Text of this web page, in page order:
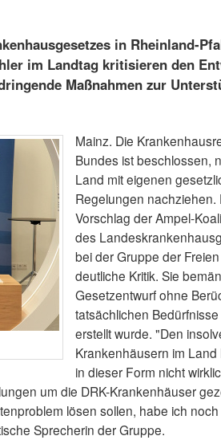
in Rheinland-
im Landtag kritisieren den
Maßnahmen zur
Mainz. Die
Bundes ist beschlossen,
Land mit eigenen
Regelungen nachziehen.
Vorschlag der Ampel-
des
bei der Gruppe der
deutliche Kritik. Sie
Gesetzentwurf ohne
tatsächlichen
erstellt wurde. "Den
Krankenhäusern im Land
in dieser Form nicht
um die DRK-Krankenhäuser
lösen sollen, habe ich
Sprecherin der Gruppe.